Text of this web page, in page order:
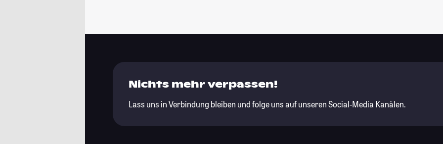
Nichts mehr verpassen!
Lass uns in Verbindung bleiben und folge uns auf unseren Social-Media Kanälen.